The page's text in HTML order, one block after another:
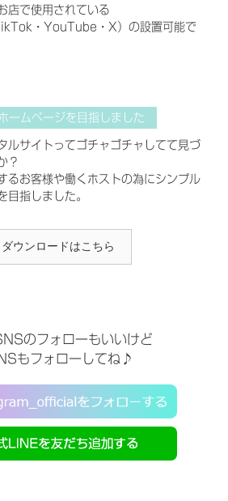
店で使用されている
・YouTube・X）の設置可能で
ームページを目指しました
ルサイトってゴチャゴチャしてて見づ
？
るお客様や働くホストの為にシンプル
目指しました。
ダウンロードはこちら
のフォローもいいけど
もフォローしてね♪